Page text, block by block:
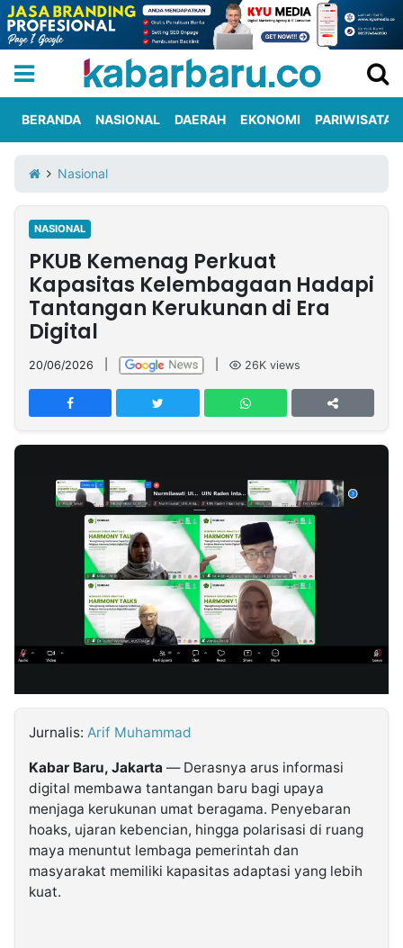
Iklan
Berita
Kami
Nasional
International
Olahraga
Entertainment
Daerah
Pariwisata
Kuliner
Kolom
Network
PT
TREETAN
MULTIMEDIA
INDONESIA
Partner
Dinamikapost.com
Seedbacklink
Kabarbaru.co
2026
BERANDA NASIONAL DAERAH EKONOMI PARIWISATA
Nasional
NASIONAL
PKUB Kemenag Perkuat
Kapasitas Kelembagaan Hadapi
Tantangan Kerukunan di Era
Digital
20/06/2026 26K views
Jurnalis: Arif Muhammad
Kabar Baru, Jakarta — Derasnya arus informasi
digital membawa tantangan baru bagi upaya
menjaga kerukunan umat beragama. Penyebaran
hoaks, ujaran kebencian, hingga polarisasi di ruang
maya menuntut lembaga pemerintah dan
masyarakat memiliki kapasitas adaptasi yang lebih
kuat.